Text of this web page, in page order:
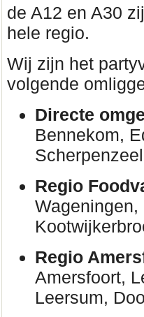
de A12 en A30
hele regio.
Wij zijn het
volgende
Directe
Bennekom,
Regio
Regio
Amersfoort,
Leersum,